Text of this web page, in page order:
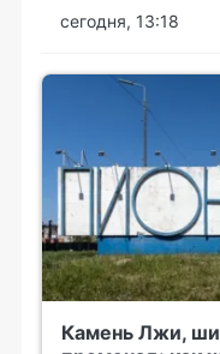
сегодня, 13:18
Камень Лжи,